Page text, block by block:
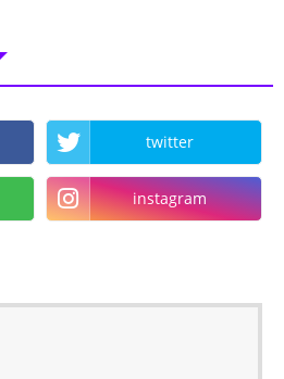
twitter
instagram